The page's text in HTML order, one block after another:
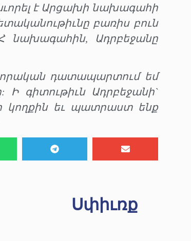
է Արցախի նախագահի
բառիս բուն
նախագահին, Ադրբեջանը
դատապարտում եմ
Ի գիտութիւն Ադրբեջանի`
կողքին եւ պատրաստ ենք
Սփիւռք